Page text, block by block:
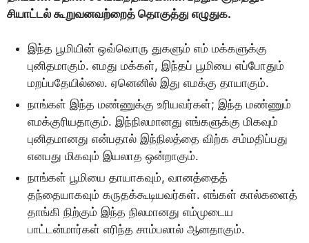
சியாட்டல் கூறுவனவற்றைத் தொகுத்து எழுதுக.
இந்த பூமியின் ஒவ்வொரு துகளும் எம் மக்களுக்கு
புனிதமாகும். எமது மக்கள், இந்தப் பூமியை எப்போதும்
மறப்பதேயில்லை. ஏனெனில் இது எமக்கு தாயாகும்.
நாங்கள் இந்த மண்ணுக்கு உரியவர்கள்; இந்த மண்ணும்
எமக்குரியதாகும். இந்நிலமானது எங்களுக்கு மிகவும்
புனிதமானது என்பதால் இந்நிலத்தை விற்க சம்மதிப்பது
எனபது மிகவும் இயலாத ஒன்றாகும்.
நாங்கள் பூமியை தாயாகவும், வானத்தைத்
தந்தையாகவும் கருதக்கூடியவர்கள். எங்கள் கால்களைத்
தாங்கி நிற்கும் இந்த நிலமானது எம்முடைய
பாட்டன்மார்கள் எரிந்த சாம்பலால் ஆனதாகும்.